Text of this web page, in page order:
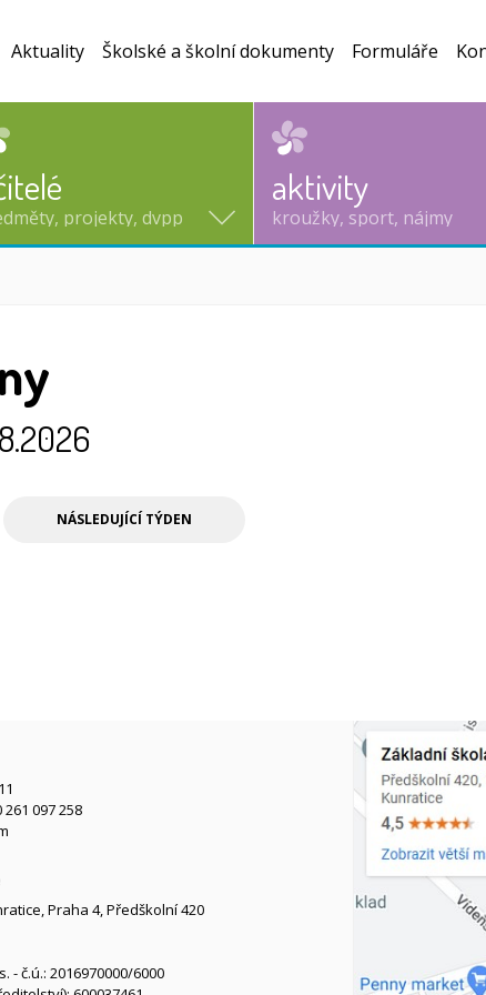
projekty, dvpp
aktivity
kroužky, sport, nájmy
Aktuality Školské a školní dokumenty Formuláře
NÁSLEDUJÍCÍ TÝDEN
261 097 258
Praha 4, Předškolní 420
- č.ú.: 2016970000/6000